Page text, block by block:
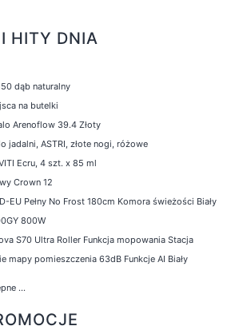
HITY DNIA
dąb naturalny
na butelki
Arenoflow 39.4 Złoty
jadalni, ASTRI, złote nogi, różowe
Ecru, 4 szt. x 85 ml
Crown 12
EU Pełny No Frost 180cm Komora świeżości Biały
800W
S70 Ultra Roller Funkcja mopowania Stacja
mapy pomieszczenia 63dB Funkcje AI Biały
...